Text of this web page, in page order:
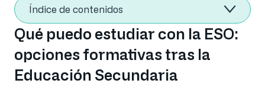
Índice de contenidos
Qué puedo estudiar con la ESO:
opciones formativas tras la
Educación Secundaria